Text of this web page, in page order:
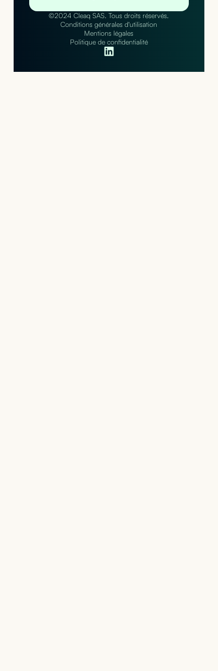
©2024 Cleaq SAS. Tous droits réservés.
Conditions générales d'utilisation
Mentions légales
Politique de confidentialité